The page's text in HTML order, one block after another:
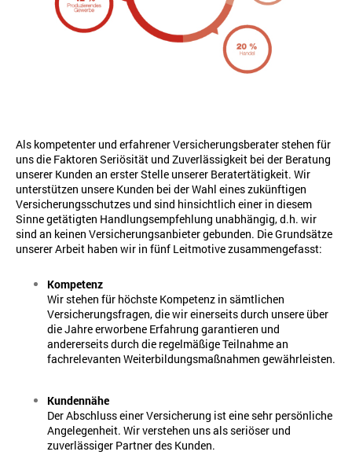
Als kompetenter und erfahrener Versicherungsberater stehen für
uns die Faktoren Seriösität und Zuverlässigkeit bei der Beratung
unserer Kunden an erster Stelle unserer Beratertätigkeit. Wir
unterstützen unsere Kunden bei der Wahl eines zukünftigen
Versicherungsschutzes und sind hinsichtlich einer in diesem
Sinne getätigten Handlungsempfehlung unabhängig, d.h. wir
sind an keinen Versicherungsanbieter gebunden. Die Grundsätze
unserer Arbeit haben wir in fünf Leitmotive zusammengefasst:
Kompetenz
Wir stehen für höchste Kompetenz in sämtlichen
Versicherungsfragen, die wir einerseits durch unsere über
die Jahre erworbene Erfahrung garantieren und
andererseits durch die regelmäßige Teilnahme an
fachrelevanten Weiterbildungsmaßnahmen gewährleisten.
Kundennähe
Der Abschluss einer Versicherung ist eine sehr persönliche
Angelegenheit. Wir verstehen uns als seriöser und
zuverlässiger Partner des Kunden.